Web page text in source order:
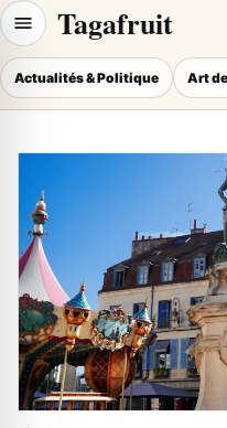
Tagafruit
Actualités & Politique Art